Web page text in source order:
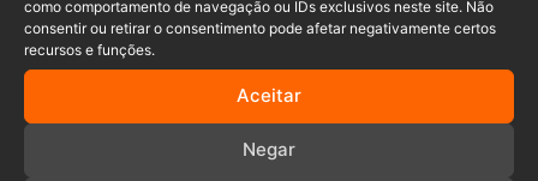
como comportamento de navegação ou IDs exclusivos neste site. Não
consentir ou retirar o consentimento pode afetar negativamente certos
recursos e funções.
Aceitar
Negar